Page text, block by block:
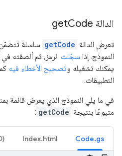
الدالة get Code
تعرض الدالة getCode سلسلة تتضمّن
النموذج. إذا سجّلت الرمز، ثم ألصقته
يمكنك تشغيله وتصحيح الأخطاء فيه
التطبيقات.
متبوعًا بنتيجة getCode
:
Code.gs
Index.html